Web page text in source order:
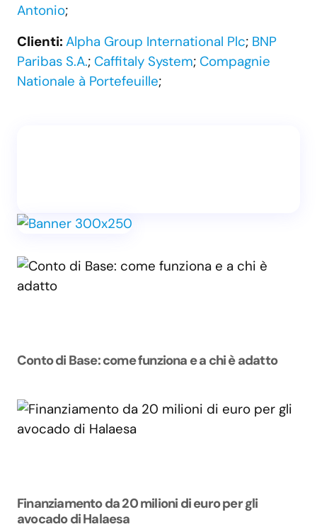
Antonio;
Clienti: Alpha Group International Plc; BNP
Paribas S.A.; Caffitaly System; Compagnie
Nationale à Portefeuille;
Conto di Base: come funziona e a chi è adatto
Finanziamento da 20 milioni di euro per gli
avocado di Halaesa